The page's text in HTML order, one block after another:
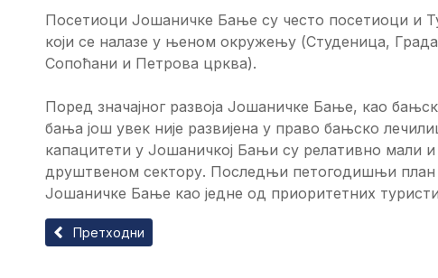
Посетиоци Јошаничке Бање су често посетиоци и
који се налазе у њеном окружењу (Студеница,
Сопоћани и Петрова црква).
Поред значајног развоја Јошаничке Бање, као
бања још увек није развијена у право бањско
капацитети у Јошаничкој Бањи су релативно мали
друштвеном сектору. Последњи петогодишњи план
Јошаничке Бање као једне од приоритетних
Претходни чланак: Бањски туризам
Претходни